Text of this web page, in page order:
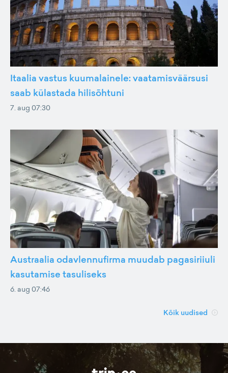
Itaalia vastus kuumalainele: vaatamisväärsusi
saab külastada hilisõhtuni
7. aug 07:30
Austraalia odavlennufirma muudab pagasiriiuli
kasutamise tasuliseks
6. aug 07:46
Kõik uudised